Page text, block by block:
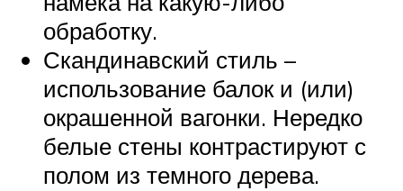
обработку.
Скандинавский стиль –
использование балок и (или)
окрашенной вагонки. Нередко
белые стены контрастируют с
полом из темного дерева.